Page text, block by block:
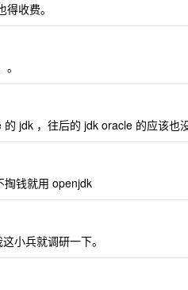
收费。
jdk ，往后的 jdk oracle 的应该也
掏钱就用 openjdk
小兵就调研一下。